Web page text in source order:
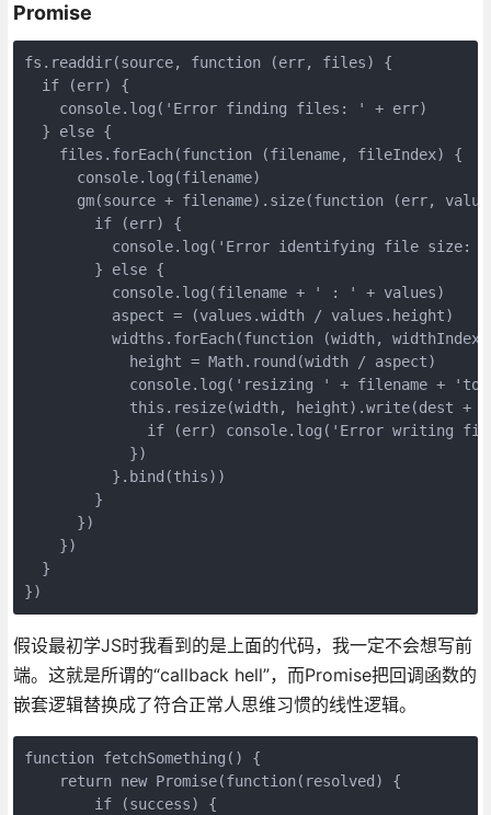
Promise
fs.readdir(source, function (err, files) {
  if (err) {
    console.log('Error finding files: ' + err)
  } else {
    files.forEach(function (filename, fileIndex) {
      console.log(filename)
gm(source + filename).size(function (err,
        if (err) {
console.log('Error identifying file size:
        } else {
          console.log(filename + ' : ' + values)
          aspect = (values.width / values.height)
widths.forEach(function (width,
            height = Math.round(width / aspect)
console.log('resizing ' + filename + 'to
this.resize(width, height).write(dest +
if (err) console.log('Error writing
            })
          }.bind(this))
        }
      })
    })
  }
})
假设最初学JS时我看到的是上面的代码，我一定不会想写前
端。这就是所谓的“callback hell”，而Promise把回调函数的
嵌套逻辑替换成了符合正常人思维习惯的线性逻辑。
function fetchSomething() {
    return new Promise(function(resolved) {
        if (success) {